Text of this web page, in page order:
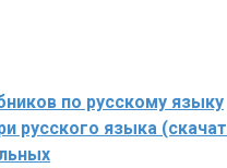
по русскому языку
русского языка